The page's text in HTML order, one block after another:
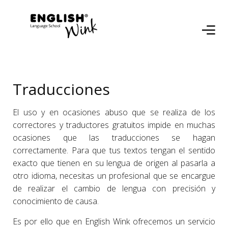
Traducciones
El uso y en ocasiones abuso que se realiza de los
correctores y traductores gratuitos impide en muchas
ocasiones que las traducciones se hagan
correctamente. Para que tus textos tengan el sentido
exacto que tienen en su lengua de origen al pasarla a
otro idioma, necesitas un profesional que se encargue
de realizar el cambio de lengua con precisión y
conocimiento de causa.
Es por ello que en English Wink ofrecemos un servicio